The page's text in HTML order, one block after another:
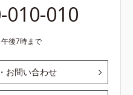
010-010
後7時まで
お問い合わせ